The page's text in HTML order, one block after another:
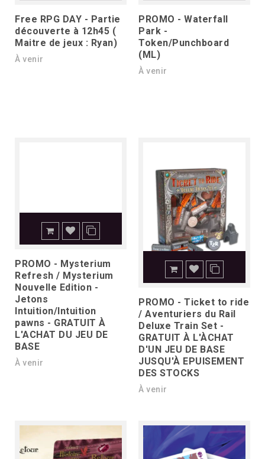
Free RPG DAY - Partie
découverte à 12h45 (
Maitre de jeux : Ryan)
À venir
PROMO - Waterfall
Park -
Token/Punchboard
(ML)
À venir
PROMO - Mysterium
Refresh / Mysterium
Nouvelle Edition -
Jetons
Intuition/Intuition
pawns - GRATUIT À
L'ACHAT DU JEU DE
BASE
À venir
PROMO - Ticket to ride
/ Aventuriers du Rail
Deluxe Train Set -
GRATUIT À L'ÀCHAT
D'UN JEU DE BASE
JUSQU'À EPUISEMENT
DES STOCKS
À venir